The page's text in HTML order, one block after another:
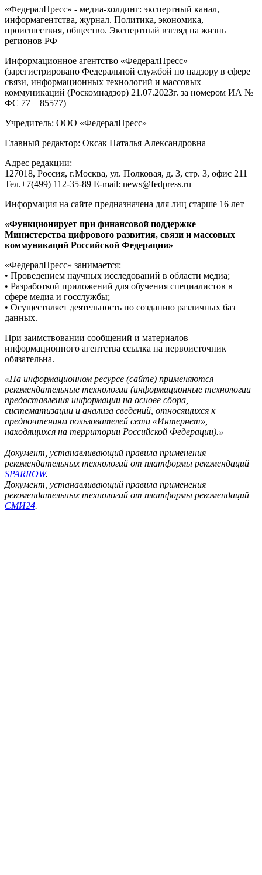
«ФедералПресс» - медиа-холдинг: экспертный канал,
информагентства, журнал. Политика, экономика,
происшествия, общество. Экспертный взгляд на жизнь
регионов РФ
Информационное агентство «ФедералПресс»
(зарегистрировано Федеральной службой по надзору в сфере
связи, информационных технологий и массовых
коммуникаций (Роскомнадзор) 21.07.2023г. за номером ИА №
ФС 77 – 85577)
Учредитель: ООО «ФедералПресс»
Главный редактор: Оксак Наталья Александровна
Адрес редакции:
127018, Россия, г.Москва, ул. Полковая, д. 3, стр. 3, офис 211
Тел.+7(499) 112-35-89 E-mail: news@fedpress.ru
Информация на сайте предназначена для лиц старше 16 лет
«Функционирует при финансовой поддержке
Министерства цифрового развития, связи и массовых
коммуникаций Российской Федерации»
«ФедералПресс» занимается:
• Проведением научных исследований в области медиа;
• Разработкой приложений для обучения специалистов в
сфере медиа и госслужбы;
• Осуществляет деятельность по созданию различных баз
данных.
При заимствовании сообщений и материалов
информационного агентства ссылка на первоисточник
обязательна.
«На информационном ресурсе (сайте) применяются
рекомендательные технологии (информационные технологии
предоставления информации на основе сбора,
систематизации и анализа сведений, относящихся к
предпочтениям пользователей сети «Интернет»,
находящихся на территории Российской Федерации).»
Документ, устанавливающий правила применения
рекомендательных технологий от платформы рекомендаций
SPARROW.
Документ, устанавливающий правила применения
рекомендательных технологий от платформы рекомендаций
СМИ24.